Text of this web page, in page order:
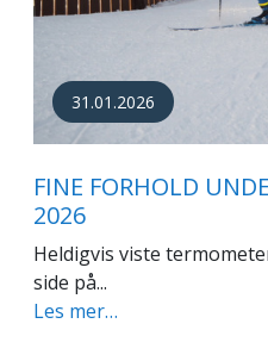
31.01.2026
FINE FORHOLD
2026
Heldigvis viste
side på...
Les mer…